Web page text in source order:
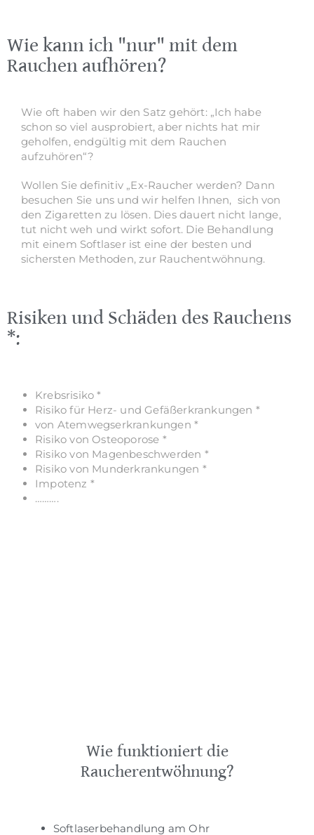
Wie kann ich "nur" mit dem
Rauchen aufhören?
Wie oft haben wir den Satz gehört: „Ich habe
schon so viel ausprobiert, aber nichts hat mir
geholfen, endgültig mit dem Rauchen
aufzuhören“?
Wollen Sie definitiv „Ex-Raucher werden? Dann
besuchen Sie uns und wir helfen Ihnen, sich von
den Zigaretten zu lösen. Dies dauert nicht lange,
tut nicht weh und wirkt sofort. Die Behandlung
mit einem Softlaser ist eine der besten und
sichersten Methoden, zur Rauchentwöhnung.
Risiken und Schäden des Rauchens
*:
Krebsrisiko *
Risiko für Herz- und Gefäßerkrankungen *
von Atemwegserkrankungen *
Risiko von Osteoporose *
Risiko von Magenbeschwerden *
Risiko von Munderkrankungen *
Impotenz *
……….
Wie funktioniert die
Raucherentwöhnung?
Softlaserbehandlung am Ohr